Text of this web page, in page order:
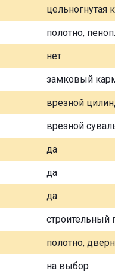
цельногнутая
полотно,
нет
замковый
врезной
врезной
да
да
да
полотно,
на выбор